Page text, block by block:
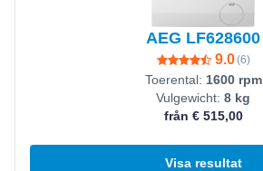
AEG LF628600
9.0(6)
Toerental: 1600 rpm
Vulgewicht: 8 kg
från € 515,00
Visa resultat